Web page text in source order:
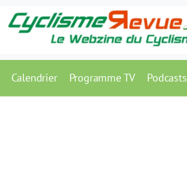
Calendrier Programme TV Podcasts